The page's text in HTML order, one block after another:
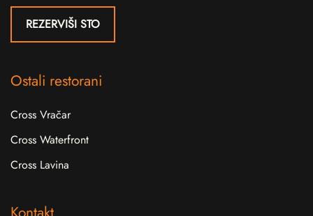
REZERVIŠI STO
Ostali restorani
Cross Vračar
Cross Waterfront
Cross Lavina